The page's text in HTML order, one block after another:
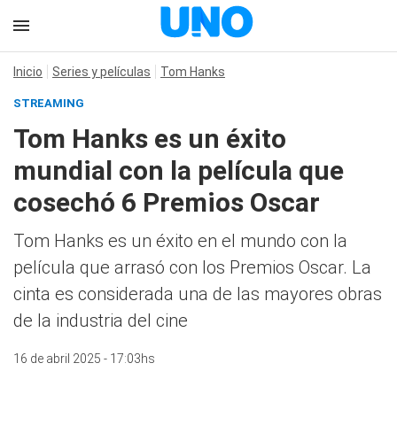
Inicio Series y películas Tom Hanks
STREAMING
Tom Hanks es un éxito
mundial con la película que
cosechó 6 Premios Oscar
Tom Hanks es un éxito en el mundo con la
película que arrasó con los Premios Oscar. La
cinta es considerada una de las mayores obras
de la industria del cine
16 de abril 2025 - 17:03hs